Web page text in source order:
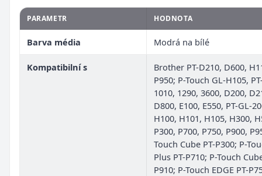
PARAMETR HODNOTA
Barva média Modrá na bílé
Kompatibilní s
Brother PT-D210, D600,
P950; P-Touch GL-H105,
1010, 1290, 3600, D200,
D800, E100, E550, PT-GL-
H100, H101, H105, H300,
P300, P700, P750, P900,
Touch Cube PT-P300; P-
Plus PT-P710; P-Touch
P910; P-Touch EDGE PT-